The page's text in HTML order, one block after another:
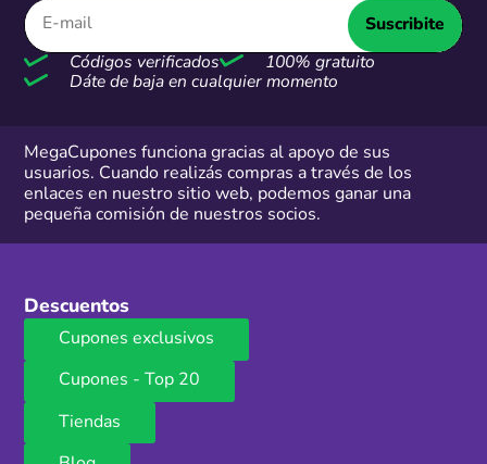
Suscribite
Códigos verificados
100% gratuito
Dáte de baja en cualquier momento
MegaCupones funciona gracias al apoyo de sus
usuarios. Cuando realizás compras a través de los
enlaces en nuestro sitio web, podemos ganar una
pequeña comisión de nuestros socios.
Descuentos
Cupones exclusivos
Cupones - Top 20
Tiendas